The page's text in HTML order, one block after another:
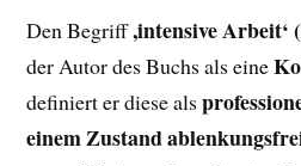
Den Begriff,intensive Arbeit‘
der Autor des Buchs als eine
definiert er diese als
einem Zustand